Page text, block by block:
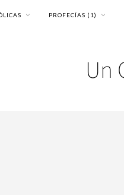
PROFECÍAS (1)